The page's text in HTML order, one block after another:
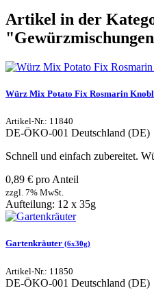
Artikel in der
Würz Mix Potato Fix Rosmarin
Artikel-Nr.: 11840
DE-ÖKO-001 Deutschland (DE)
Schnell und einfach zubereitet.
0,89 € pro Anteil
zzgl. 7% MwSt.
Aufteilung: 12 x 35g
Gartenkräuter (6x30g)
Artikel-Nr.: 11850
DE-ÖKO-001 Deutschland (DE)